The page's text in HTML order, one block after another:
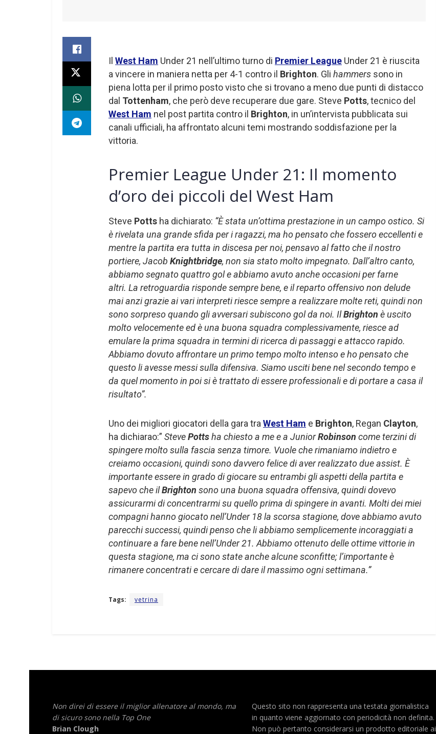
Il West Ham Under 21 nell’ultimo turno di Premier League Under 21 è riuscita
a vincere in maniera netta per 4-1 contro il Brighton. Gli hammers sono in
piena lotta per il primo posto visto che si trovano a meno due punti di distacco
dal Tottenham, che però deve recuperare due gare. Steve Potts, tecnico del
West Ham nel post partita contro il Brighton, in un’intervista pubblicata sui
canali ufficiali, ha affrontato alcuni temi mostrando soddisfazione per la
vittoria.
Premier League Under 21: Il momento
d’oro dei piccoli del West Ham
Steve Potts ha dichiarato: “È stata un’ottima prestazione in un campo ostico. Si
è rivelata una grande sfida per i ragazzi, ma ho pensato che fossero eccellenti e
mentre la partita era tutta in discesa per noi, pensavo al fatto che il nostro
portiere, Jacob Knightbridge, non sia stato molto impegnato. Dall’altro canto,
abbiamo segnato quattro gol e abbiamo avuto anche occasioni per farne
altri. La retroguardia risponde sempre bene, e il reparto offensivo non delude
mai anzi grazie ai vari interpreti riesce sempre a realizzare molte reti, quindi non
sono sorpreso quando gli avversari subiscono gol da noi. IlBrighton è uscito
molto velocemente ed è una buona squadra complessivamente, riesce ad
emulare la prima squadra in termini di ricerca di passaggi e attacco rapido.
Abbiamo dovuto affrontare un primo tempo molto intenso e ho pensato che
questo li avesse messi sulla difensiva. Siamo usciti bene nel secondo tempo e
da quel momento in poi si è trattato di essere professionali e di portare a casa il
risultato”.
Uno dei migliori giocatori della gara traWest Ham e Brighton, Regan Clayton,
ha dichiarao:” StevePottsha chiesto a me e a JuniorRobinson come terzini di
spingere molto sulla fascia senza timore. Vuole che rimaniamo indietro e
creiamo occasioni, quindi sono davvero felice di aver realizzato due assist. È
importante essere in grado di giocare su entrambi gli aspetti della partita e
sapevo che ilBrighton sono una buona squadra offensiva, quindi dovevo
assicurarmi di concentrarmi su quello prima di spingere in avanti. Molti dei miei
compagni hanno giocato nell’Under 18 la scorsa stagione, dove abbiamo avuto
parecchi successi, quindi penso che li abbiamo semplicemente incoraggiati a
continuare a fare bene nell’Under 21. Abbiamo ottenuto delle ottime vittorie in
questa stagione, ma ci sono state anche alcune sconfitte; l’importante è
rimanere concentrati e cercare di dare il massimo ogni settimana.”
Tags: vetrina
Non direi di essere il miglior allenatore al mondo, ma
di sicuro sono nella Top One
Brian Clough
Questo sito non rappresenta una testata giornalistica
in quanto viene aggiornato con periodicità non definita.
Non può pertanto considerarsi un prodotto editoriale ai